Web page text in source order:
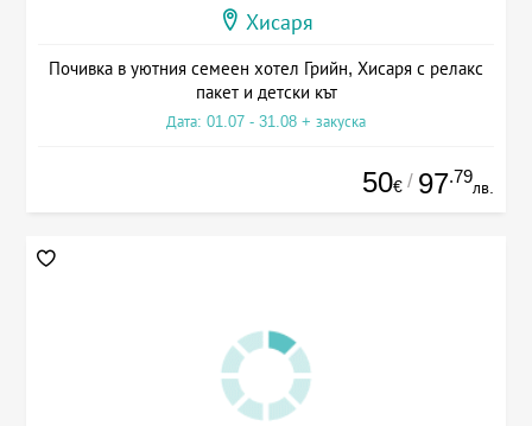
Хисаря
Почивка в уютния семеен хотел Грийн, Хисаря с релакс
пакет и детски кът
Дата: 01.07 - 31.08 + закуска
50€ / 97.79
лв.